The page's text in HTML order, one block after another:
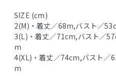
SIZE (cm)
2(M)・着丈／68m,バスト／
3(L)・着丈／71cm,バスト／
m
4(XL)・着丈／74cm,バスト／
m